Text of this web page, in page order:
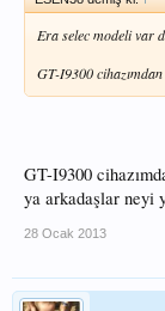
Era selec modeli var
GT-I9300
GT-I9300
ya arkadaşlar neyi
28 Ocak 2013